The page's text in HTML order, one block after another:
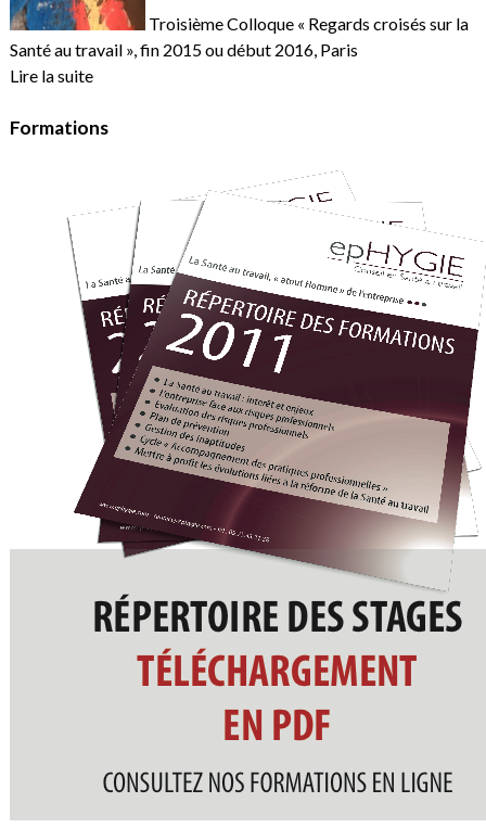
Troisième Colloque « Regards croisés sur la
Santé au travail », fin 2015 ou début 2016, Paris
Lire la suite
Formations